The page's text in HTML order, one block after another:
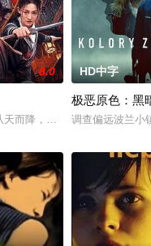
母，体验了幸福。梦雨实为神
梦终于落幕，然而，正当他
8.0
天而降，狄仁杰以命为契，孤
HD中字
极恶原色：黑
调查偏远波兰小